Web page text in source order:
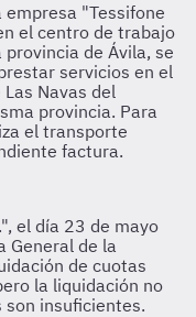
empresa "Tessifone
el centro de trabajo
de Ávila, se
servicios en el
Navas del
provincia. Para
el transporte
factura.
el día 23 de mayo
General de la
de cuotas
la liquidación no
insuficientes.